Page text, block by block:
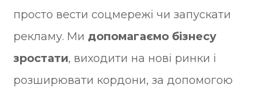
просто вести соцмережі чи запускати
рекламу. Ми допомагаємо бізнесу
зростати, виходити на нові ринки і
розширювати кордони, за допомогою